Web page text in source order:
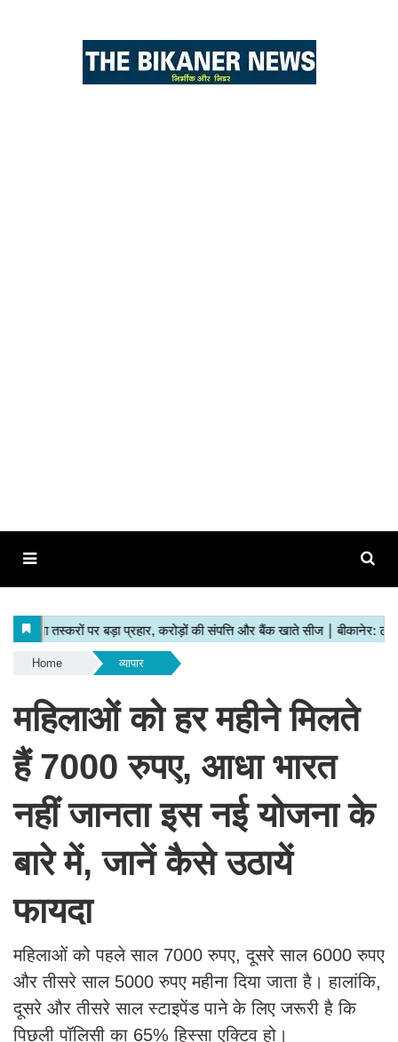
Home व्यापार
महिलाओं को हर महीने मिलते
हैं 7000 रुपए, आधा भारत
नहीं जानता इस नई योजना के
बारे में, जानें कैसे उठायें
फायदा
महिलाओं को पहले साल 7000 रुपए, दूसरे साल 6000 रुपए
और तीसरे साल 5000 रुपए महीना दिया जाता है। हालांकि,
दूसरे और तीसरे साल स्टाइपेंड पाने के लिए जरूरी है कि
पिछली पॉलिसी का 65% हिस्सा एक्टिव हो।